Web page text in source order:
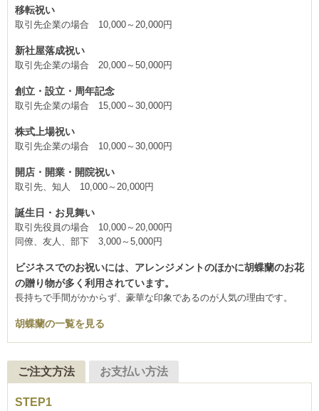
移転祝い
取引先企業の場合 10,000～20,000円
新社屋落成祝い
取引先企業の場合 20,000～50,000円
創立・設立・周年記念
取引先企業の場合 15,000～30,000円
株式上場祝い
取引先企業の場合 10,000～30,000円
開店・開業・開院祝い
取引先、知人 10,000～20,000円
誕生日・お見舞い
取引先役員の場合 10,000～20,000円
同僚、友人、部下 3,000～5,000円
ビジネスでのお祝いには、アレンジメントのほかに胡蝶蘭のお花
の贈り物が多く利用されています。
長持ちで手間がかからず、豪華な印象であるのが人気の理由です。
胡蝶蘭の一覧を見る
ご注文方法 お支払い方法